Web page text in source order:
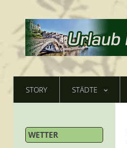
STORY STÄDTE
WETTER